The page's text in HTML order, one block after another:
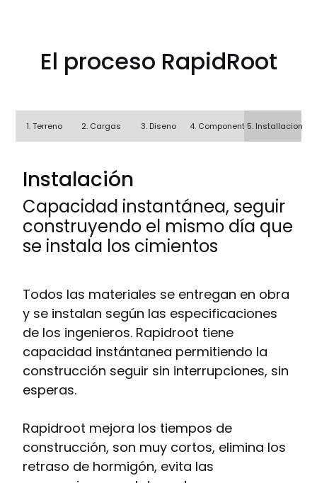
El proceso RapidRoot
1. Terreno 2. Cargas 3. Diseno 4. Componentes5. Installacion
Instalación
Capacidad instantánea, seguir
construyendo el mismo día que
se instala los cimientos
Todos las materiales se entregan en obra
y se instalan según las especificaciones
de los ingenieros. Rapidroot tiene
capacidad instántanea permitiendo la
construcción seguir sin interrupciones, sin
esperas.
Rapidroot mejora los tiempos de
construcción, son muy cortos, elimina los
retraso de hormigón, evita las